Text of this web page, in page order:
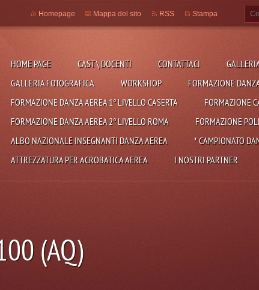
HOME PAGE CAST \ DOCENTI CONTATTACI
GALLERIA FOTOGRAFICA
WORKSHOP
FORMAZIONE
FORMAZIONE DANZA AEREA 1° LIVELLO CASERTA
FORMAZIONE
FORMAZIONE DANZA AEREA 2° LIVELLO ROMA
FORMAZIONE
ALBO NAZIONALE INSEGNANTI DANZA AEREA
* CAMPIONATO
ATTREZZATURA PER ACROBATICA AEREA
I NOSTRI PARTNER
Homepage Mappa del sito RSS Stampa
(AQ)